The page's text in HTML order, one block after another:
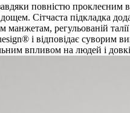
повністю
Сітчаста підкладка
манжетам, регульованій
і відповідає суворим
впливом на людей і